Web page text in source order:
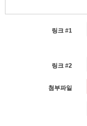
링크 #1
링크 #2
첨부파일